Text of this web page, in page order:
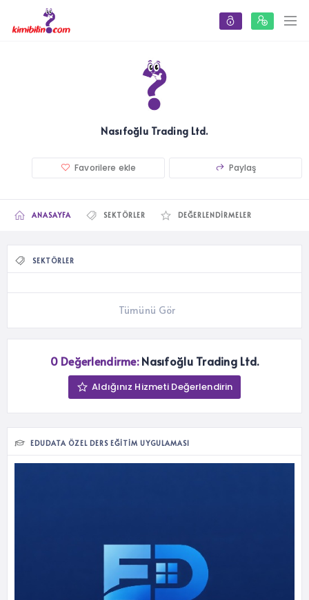
Nasıfoğlu Trading Ltd.
Favorilere ekle Paylaş
ANASAYFA SEKTÖRLER DEĞERLENDIRMELER
SEKTÖRLER
Tümünü Gör
0 Değerlendirme:Nasıfoğlu Trading Ltd.
Aldığınız Hizmeti Değerlendirin
EDUDATA ÖZEL DERS EĞITIM UYGULAMASI